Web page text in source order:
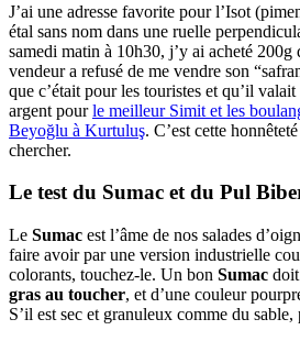
J’ai une adresse favorite pour l’Isot
étal sans nom dans une ruelle
samedi matin à 10h30, j’y ai acheté
vendeur a refusé de me vendre son
que c’était pour les touristes et qu’il
argent pourle meilleur Simit et les
Beyoğlu à Kurtuluş. C’est cette
chercher.
Le test du Sumac et du Pul
Le Sumac est l’âme de nos salades
faire avoir par une version industrielle
colorants, touchez-le. Un bon Sumac
gras au toucher, et d’une couleur
S’il est sec et granuleux comme du